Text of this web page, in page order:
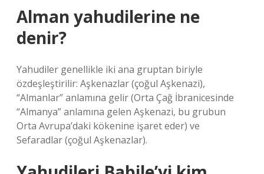
Alman yahudilerine ne
denir?
Yahudiler genellikle iki ana gruptan biriyle
özdeşleştirilir: Aşkenazlar (çoğul Aşkenazi),
“Almanlar” anlamına gelir (Orta Çağ İbranicesinde
“Almanya” anlamına gelen Aşkenazi, bu grubun
Orta Avrupa’daki kökenine işaret eder) ve
Sefaradlar (çoğul Aşkenazlar).